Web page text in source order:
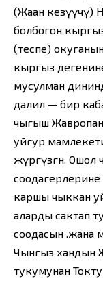
(Жаан кезүүчү)
болбогон
(теспе)
кыргыз
мусулман
далил — бир
чыгыш
уйгур
жүргүзгөн. Ошол
соодагерлерине
каршы чыккан
аларды сактап
соодасын .жана
Чынгыз хандын
тукумунан